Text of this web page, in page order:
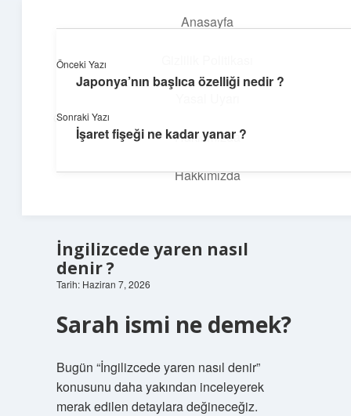
Anasayfa
Hakkımızda
Hakkımızda
İlham Veren Köşeler
Günlük yaşamdan pratik fikirler ve sıradışı keşifler burada.
İngilizcede yaren nasıl
denir ?
Tarih: Haziran 7, 2026
Sarah ismi ne demek?
Bugün “İngilizcede yaren nasıl denir”
konusunu daha yakından inceleyerek
merak edilen detaylara değineceğiz.
Önceki Yazı
Japonya’nın başlıca özelliği nedir ?
Sonraki Yazı
İşaret fişeği ne kadar yanar ?